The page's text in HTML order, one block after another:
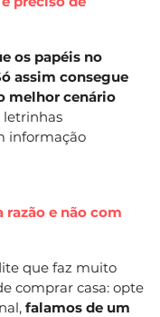
os papéis no
assim consegue
melhor cenário
letrinhas
informação
e não com
que faz muito
comprar casa: opte
falamos de um